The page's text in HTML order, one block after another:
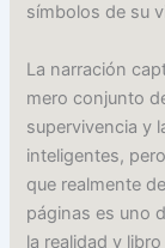
símbolos de su
La narración
mero conjunto
supervivencia y
inteligentes,
que realmente
páginas es uno
la realidad y